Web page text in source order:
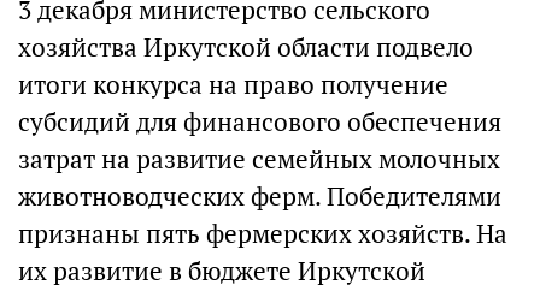
3 декабря министерство сельского
хозяйства Иркутской области подвело
итоги конкурса на право получение
субсидий для финансового обеспечения
затрат на развитие семейных молочных
животноводческих ферм. Победителями
признаны пять фермерских хозяйств. На
их развитие в бюджете Иркутской